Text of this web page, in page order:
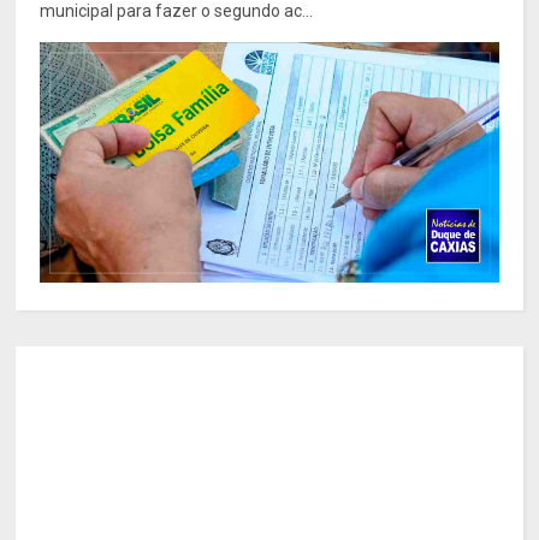
municipal para fazer o segundo ac...